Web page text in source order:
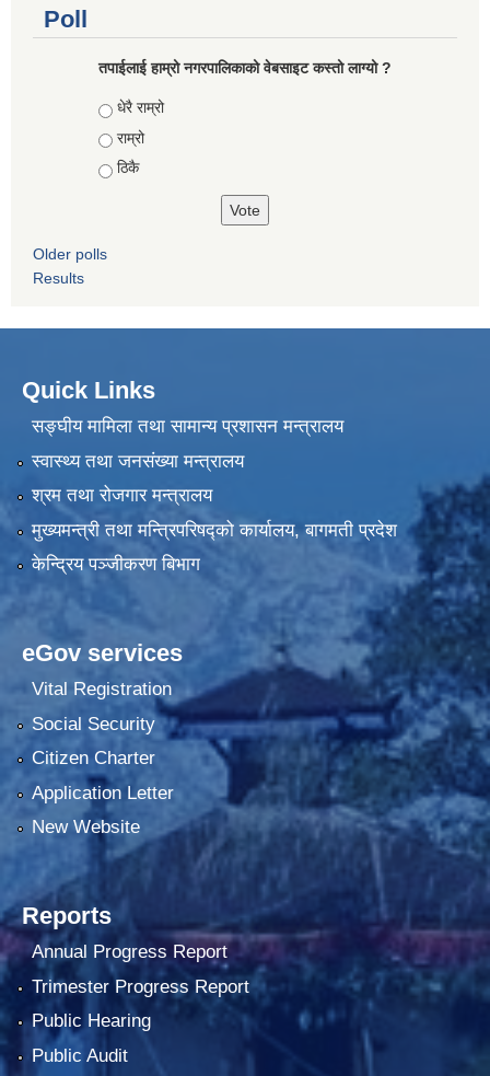
Poll
तपाईलाई हाम्रो नगरपालिकाको वेबसाइट कस्तो लाग्यो ?
Choices
धेरै राम्रो
राम्रो
ठिकै
Older polls
Results
Quick Links
सङ्घीय मामिला तथा सामान्य प्रशासन मन्त्रालय
स्वास्थ्य तथा जनसंख्या मन्त्रालय
श्रम तथा रोजगार मन्त्रालय
मुख्यमन्त्री तथा मन्त्रिपरिषद्को कार्यालय, बागमती प्रदेश
केन्द्रिय पञ्जीकरण बिभाग
eGov services
Vital Registration
Social Security
Citizen Charter
Application Letter
New Website
Reports
Annual Progress Report
Trimester Progress Report
Public Hearing
Public Audit